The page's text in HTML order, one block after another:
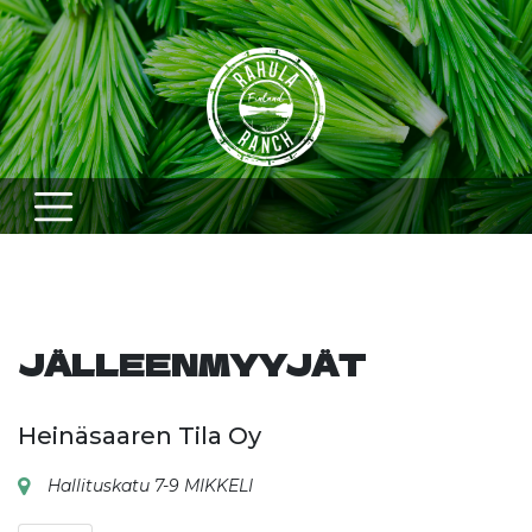
Skip
to
content
JÄLLEENMYYJÄT
Heinäsaaren Tila Oy
Hallituskatu 7-9 MIKKELI